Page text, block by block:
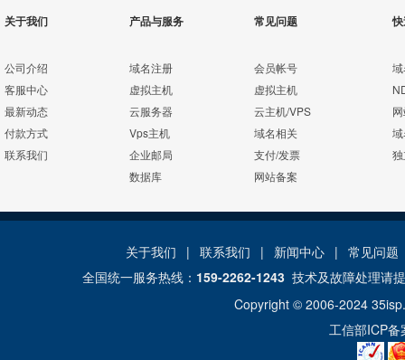
关于我们
公司介绍
客服中心
最新动态
付款方式
联系我们
产品与服务
域名注册
虚拟主机
云服务器
Vps主机
企业邮局
数据库
常见问题
会员帐号
虚拟主机
云主机/VPS
域名相关
支付/发票
网站备案
关于我们 | 联系我们 | 新闻中心 | 常见问题
全国统一服务热线： 159-2262-1243 技术及故障处理请
Copyright © 2006-2024
工信部ICP备